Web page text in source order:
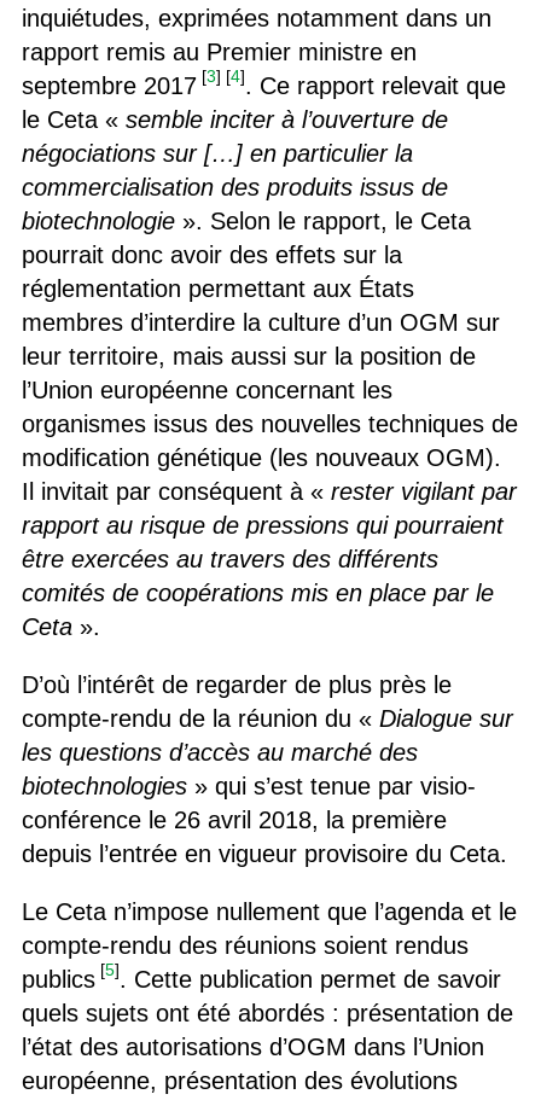
inquiétudes, exprimées notamment dans un
rapport remis au Premier ministre en
septembre 2017[3] [4]. Ce rapport relevait que
le Ceta « semble inciter à l’ouverture de
négociations sur […] en particulier la
commercialisation des produits issus de
biotechnologie». Selon le rapport, le Ceta
pourrait donc avoir des effets sur la
réglementation permettant aux États
membres d’interdire la culture d’un OGM sur
leur territoire, mais aussi sur la position de
l’Union européenne concernant les
organismes issus des nouvelles techniques de
modification génétique (les nouveaux OGM).
Il invitait par conséquent à « rester vigilant par
rapport au risque de pressions qui pourraient
être exercées au travers des différents
comités de coopérations mis en place par le
Ceta».
D’où l’intérêt de regarder de plus près le
compte-rendu de la réunion du « Dialogue sur
les questions d’accès au marché des
biotechnologies» qui s’est tenue par visio-
conférence le 26 avril 2018, la première
depuis l’entrée en vigueur provisoire du Ceta.
Le Ceta n’impose nullement que l’agenda et le
compte-rendu des réunions soient rendus
publics [5]. Cette publication permet de savoir
quels sujets ont été abordés : présentation de
l’état des autorisations d’OGM dans l’Union
européenne, présentation des évolutions